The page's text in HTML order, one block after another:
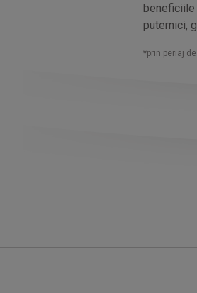
beneficiile
puternici,
*prin periaj